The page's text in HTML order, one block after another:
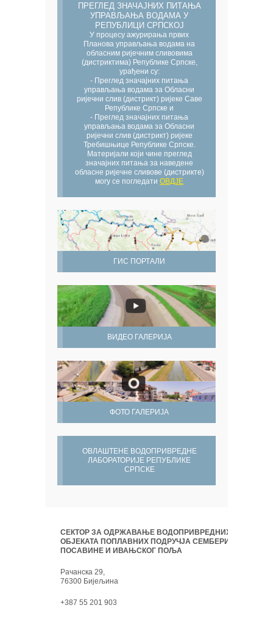
ПРЕГЛЕД ЗНАЧАЈНИХ ПИТАЊА
УПРАВЉАЊА ВОДАМА У
РЕПУБЛИЦИ СРПСКОЈ
У процесу ажурирања првих
Планова управљања водама на
обласним ријечним сливовима
(дистриктима) Републике Српске,
урађени су:
- Преглед значајних питања
управљања водама за Обласни
ријечни слив (дистрикт) ријеке Саве
Републике Српске и
- Преглед значајних питања
управљања водама за Обласни
ријечни слив (дистрикт) ријеке
Требишњице Републике Српске.
Материјали који чине преглед
значајних питања за наведене
обласне ријечне сливове (дистрикте)
могу се погледати ОВДЈЕ
ГИС ПОРТАЛИ
ВИДЕО ГАЛЕРИЈА
ФОТО ГАЛЕРИЈА
ОВЛАШТЕНЕ ВОДОПРИВРЕДНЕ
ЛАБОРАТОРИЈЕ РЕПУБЛИКЕ
СРПСКЕ
СЕКТОР ЗА ОДРЖАВАЊЕ ВОДОПРИВРЕДНИХ
ОБЈЕКАТА ПОПЛАВНИХ ПОДРУЧЈА СЕМБЕРИЈЕ,
ПОСАВИНЕ И ИВАЊСКОГ ПОЉА
Рачанска 29,
76300 Бијељина
+387 55 201 903